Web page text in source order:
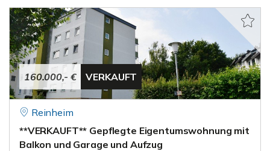
160.000,- € VERKAUFT
Reinheim
**VERKAUFT** Gepflegte Eigentumswohnung mit
Balkon und Garage und Aufzug